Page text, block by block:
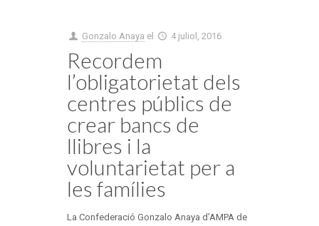
Gonzalo Anaya el 4 juliol, 2016
Recordem
l’obligatorietat dels
centres públics de
crear bancs de
llibres i la
voluntarietat per a
les famílies
La Confederació Gonzalo Anaya d’AMPA de